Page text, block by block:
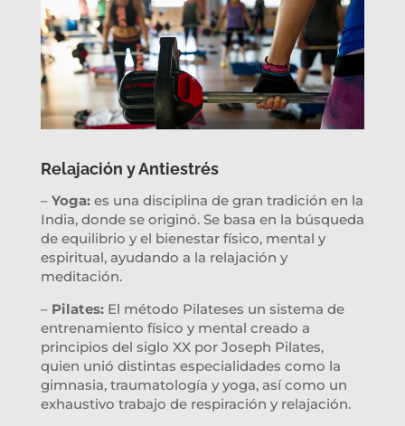
Relajación y Antiestrés
– Yoga:es una disciplina de gran tradición en la
India, donde se originó. Se basa en la búsqueda
de equilibrio y el bienestar físico, mental y
espiritual, ayudando a la relajación y
meditación.
– Pilates:El método Pilateses un sistema de
entrenamiento físico y mental creado a
principios del siglo XX por Joseph Pilates,
quien unió distintas especialidades como la
gimnasia, traumatología y yoga, así como un
exhaustivo trabajo de respiración y relajación.